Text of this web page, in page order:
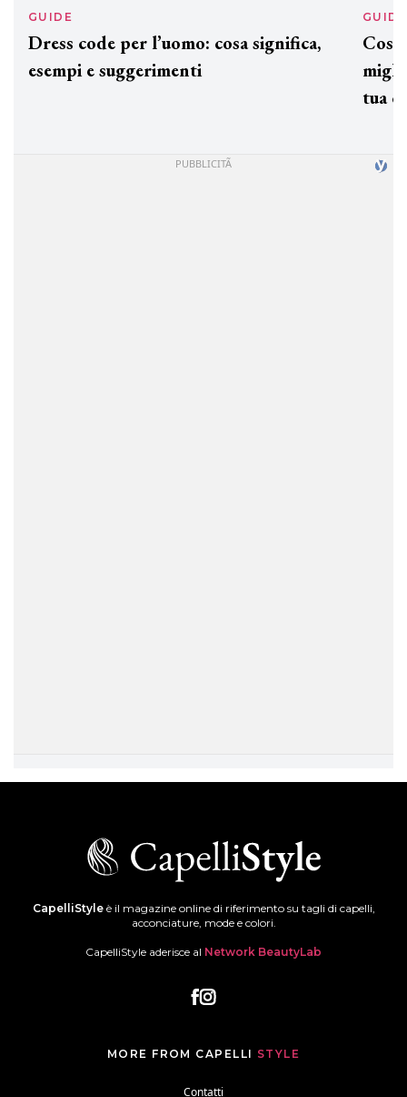
GUIDE
Dress code per l’uomo: cosa significa,
esempi e suggerimenti
GUIDE
tua
CapelliStyleè il magazine online di riferimento su tagli di capelli,
acconciature, mode e colori.
CapelliStyle aderisce al Network BeautyLab
MORE FROM CAPELLI STYLE
Contatti